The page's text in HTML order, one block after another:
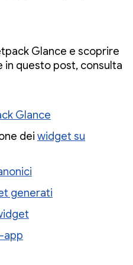
Glance e scoprire
in questo post, consulta
Glance
dei widget su
generati
app